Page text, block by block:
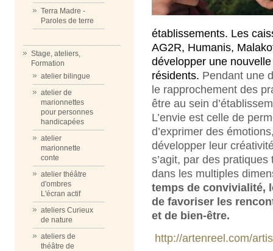
Terra Madre -
Paroles de terre
Stage, ateliers,
Formation
atelier bilingue
atelier de
marionnettes
pour personnes
handicapées
atelier
marionnette
conte
atelier théâtre
d'ombres
L'écran actif
ateliers Curieux
de nature
ateliers de
théâtre de
établissements. Les
AG2R, Humanis,
développer une
résidents. Pendant une
le rapprochement des
être au sein
L’envie est celle de
d’exprimer des
développer leur
s’agit, par des
dans les multiples
temps de convivialité,
de favoriser les
et de bien-être.
http://artenreel.com/